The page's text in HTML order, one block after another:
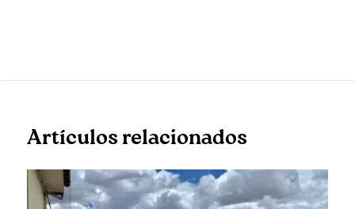
Artículos relacionados